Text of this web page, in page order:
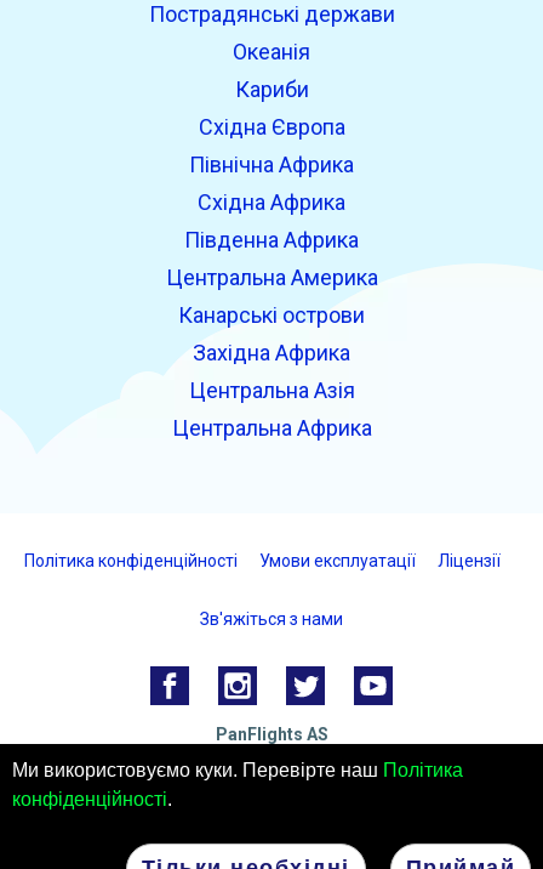
Ми використовуємо куки. Перевірте наш Політика
конфіденційності.
Пострадянські держави
Океанія
Кариби
Східна Європа
Північна Африка
Східна Африка
Південна Африка
Центральна Америка
Канарські острови
Західна Африка
Центральна Азія
Центральна Африка
Політика конфіденційності Умови експлуатації Ліцензії
Зв'яжіться з нами
PanFlights AS
Hjelset, Норвегія
Номер організації: 922732825 MVA